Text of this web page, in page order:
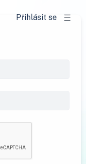
Přihlásit se